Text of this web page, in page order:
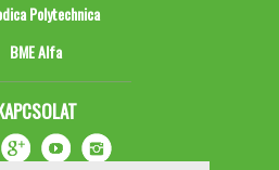
Polytechnica
BME Alfa